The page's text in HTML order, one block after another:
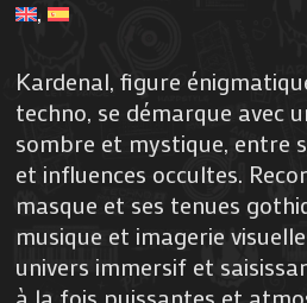
Kardenal, figure
techno, se démarque avec
sombre et mystique, entre
et influences occultes.
masque et ses tenues
musique et imagerie
univers immersif et